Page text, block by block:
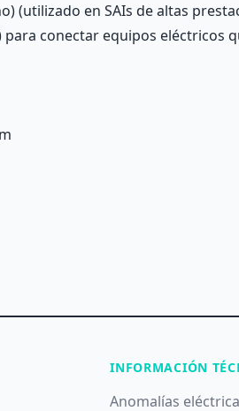
(utilizado en SAIs de altas
conectar equipos eléctricos
INFORMACIÓN
Anomalías